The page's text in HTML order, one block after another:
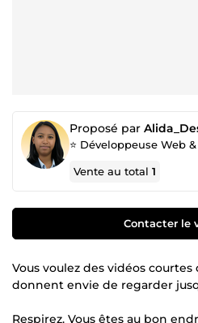
Proposé par
Vente au total1
Contacter le
Vous voulez des vidéos
donnent envie de regarder
Respirez. Vous êtes au bon